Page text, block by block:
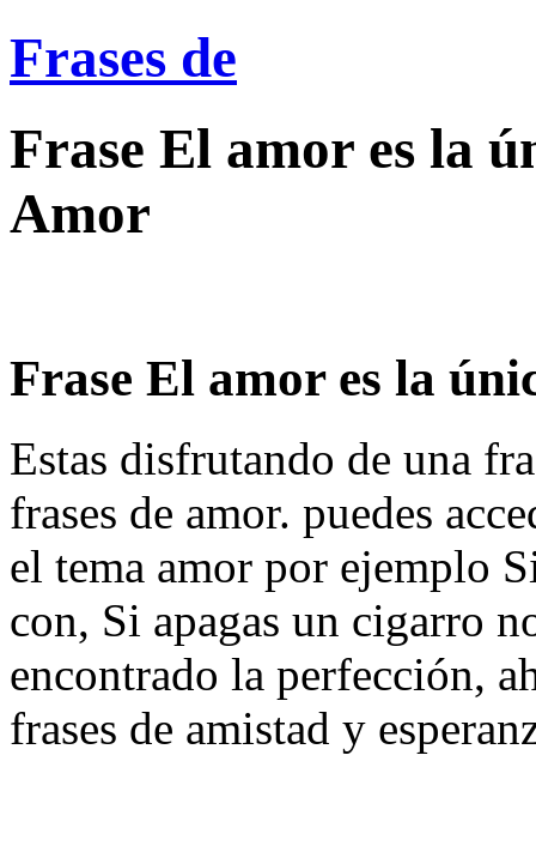
Frases de
Frase El amor es la
Amor
Frase El amor es la
Estas disfrutando de una
frases de amor. puedes
el tema amor por ejemplo
con, Si apagas un cigarro
encontrado la perfección,
frases de amistad y